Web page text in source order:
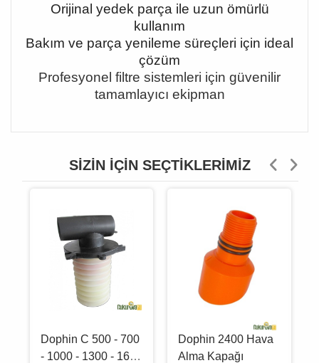
Orijinal yedek parça ile uzun ömürlü
kullanım
Bakım ve parça yenileme süreçleri için ideal
çözüm
Profesyonel filtre sistemleri için güvenilir
tamamlayıcı ekipman
SIZIN İÇIN SEÇTIKLERIMIZ
Dophin C 500 - 700
- 1000 - 1300 - 1600
Dophin 2400 Hava
Alma Kapağı